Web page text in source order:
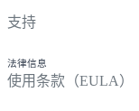
支持
法律信息
使用条款（EULA）